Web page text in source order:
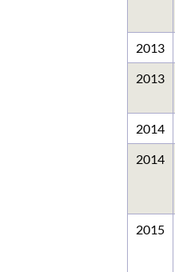
2013
2013
2014
2014
2015